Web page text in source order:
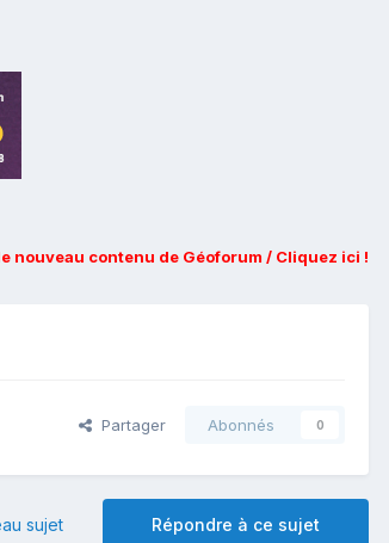
nouveau contenu de Géoforum / Cliquez ici !
Partager Abonnés 0
Répondre à ce sujet
sujet